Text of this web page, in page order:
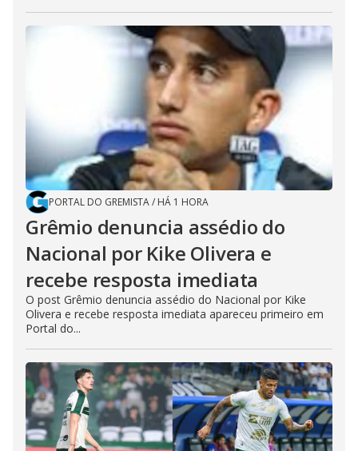
PORTAL DO GREMISTA/ HÁ 1 HORA
Grêmio denuncia assédio do
Nacional por Kike Olivera e
recebe resposta imediata
O post Grêmio denuncia assédio do Nacional por Kike
Olivera e recebe resposta imediata apareceu primeiro em
Portal do...